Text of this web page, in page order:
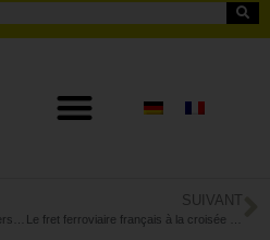
SUIVANT